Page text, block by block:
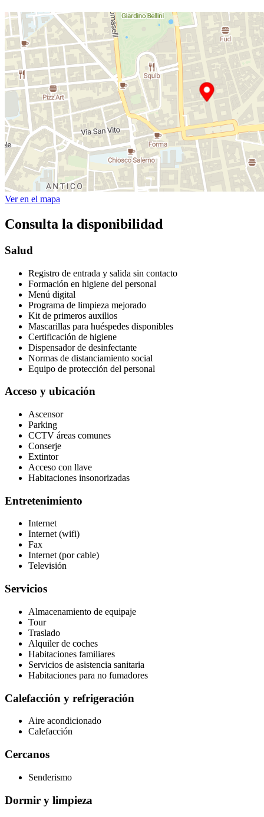
Ver en el mapa
Consulta la disponibilidad
Salud
Registro de entrada y salida sin contacto
Formación en higiene del personal
Menú digital
Programa de limpieza mejorado
Kit de primeros auxilios
Mascarillas para huéspedes disponibles
Certificación de higiene
Dispensador de desinfectante
Normas de distanciamiento social
Equipo de protección del personal
Acceso y ubicación
Ascensor
Parking
CCTV áreas comunes
Conserje
Extintor
Acceso con llave
Habitaciones insonorizadas
Entretenimiento
Internet
Internet (wifi)
Fax
Internet (por cable)
Televisión
Servicios
Almacenamiento de equipaje
Tour
Traslado
Alquiler de coches
Habitaciones familiares
Servicios de asistencia sanitaria
Habitaciones para no fumadores
Calefacción y refrigeración
Aire acondicionado
Calefacción
Cercanos
Senderismo
Dormir y limpieza